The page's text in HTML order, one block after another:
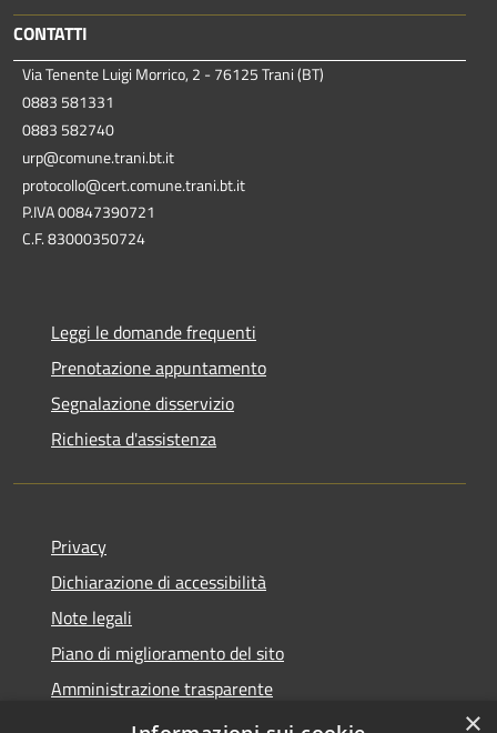
CONTATTI
Via Tenente Luigi Morrico, 2 - 76125 Trani (BT)
0883 581331
0883 582740
urp@comune.trani.bt.it
protocollo@cert.comune.trani.bt.it
P.IVA 00847390721
C.F. 83000350724
Leggi le domande frequenti
Prenotazione appuntamento
Segnalazione disservizio
Richiesta d'assistenza
Privacy
Dichiarazione di accessibilità
Note legali
Piano di miglioramento del sito
Amministrazione trasparente
Albo Pretorio
×